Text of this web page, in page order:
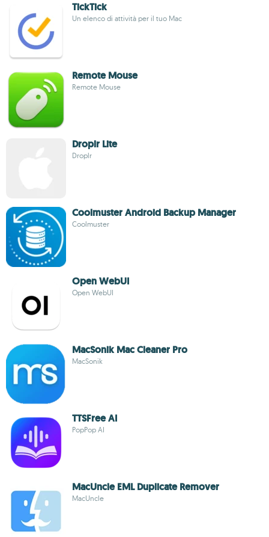
TickTick
Un elenco di attività per il tuo Mac
Remote Mouse
Remote Mouse
Droplr Lite
Droplr
Coolmuster Android Backup Manager
Coolmuster
Open WebUI
Open WebUI
MacSonik Mac Cleaner Pro
MacSonik
TTSFree AI
PopPop AI
MacUncle EML Duplicate Remover
MacUncle